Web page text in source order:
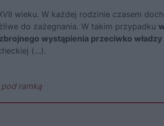
wieku. W każdej rodzinie czasem
do zażegnania. W takim przypadku
wystąpienia przeciwko władzy
(…).
pod ramką